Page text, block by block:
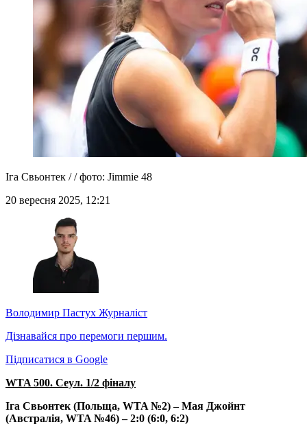
Іга Свьонтек / / фото: Jimmie 48
20 вересня 2025, 12:21
Володимир Пастух Журналіст
Дізнавайся про перемоги першим.
Підписатися в Google
WTA 500. Сеул. 1/2 фіналу
Іга Свьонтек (Польща, WTA №2) – Мая Джойнт
(Австралія, WTA №46) – 2:0 (6:0, 6:2)